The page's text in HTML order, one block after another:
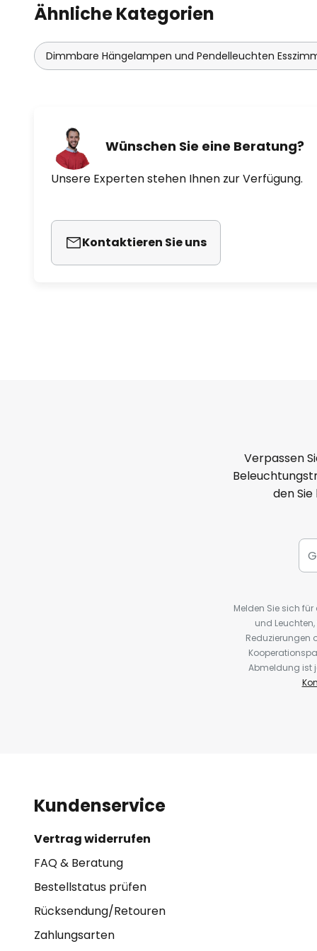
Ähnliche Kategorien
Dimmbare Hängelampen und Pendelleuchten
Wünschen Sie eine Beratung?
Unsere Experten stehen Ihnen zur Verfügung.
Kontaktieren Sie uns
Verpassen
den
Melden Sie sich
und
Reduzierungen
Abmeldung ist
Kundenservice
Vertrag widerrufen
FAQ & Beratung
Bestellstatus prüfen
Rücksendung/Retouren
Zahlungsarten